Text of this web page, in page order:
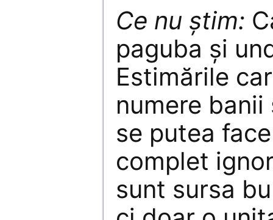
Ce nu știm:
paguba și
Estimările
numere banii
se putea
complet
sunt sursa